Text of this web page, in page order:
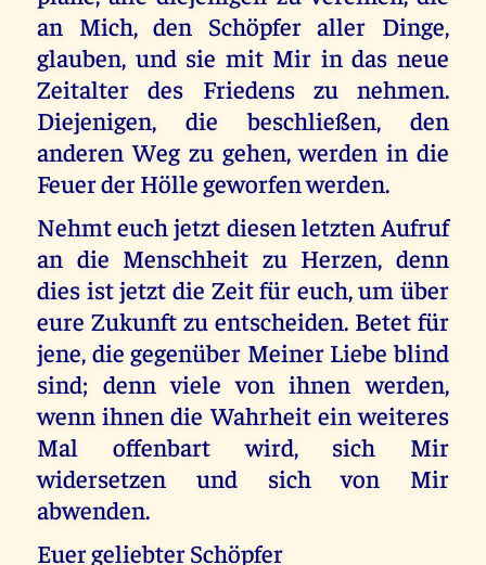
an Mich, den Schöpfer aller Dinge,
glauben, und sie mit Mir in das neue
Zeitalter des Friedens zu nehmen.
Diejenigen, die beschließen, den
anderen Weg zu gehen, werden in die
Feuer der Hölle geworfen werden.
Nehmt euch jetzt diesen letzten Aufruf
an die Menschheit zu Herzen, denn
dies ist jetzt die Zeit für euch, um über
eure Zukunft zu entscheiden. Betet für
jene, die gegenüber Meiner Liebe blind
sind; denn viele von ihnen werden,
wenn ihnen die Wahrheit ein weiteres
Mal offenbart wird, sich Mir
widersetzen und sich von Mir
abwenden.
Euer geliebter Schöpfer